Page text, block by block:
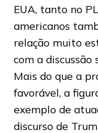
EUA, tanto no
americanos
relação muito
com a discussão
Mais do que a
favorável, a
exemplo de
discurso de